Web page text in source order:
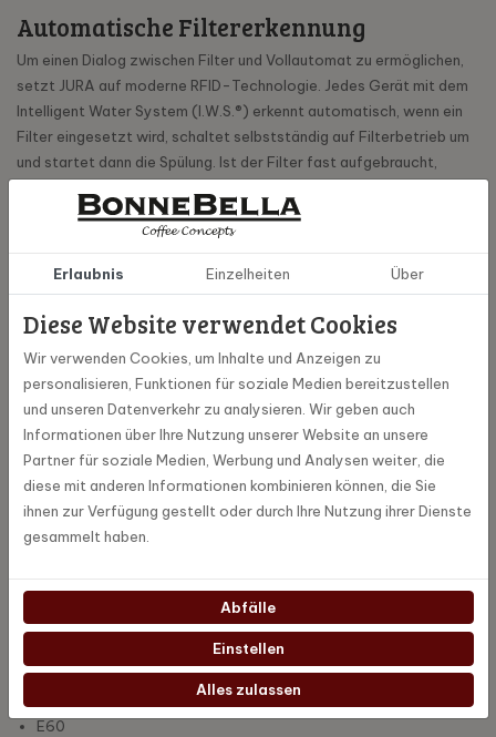
Automatische Filtererkennung
Um einen Dialog zwischen Filter und Vollautomat zu ermöglichen,
setzt JURA auf moderne RFID-Technologie. Jedes Gerät mit dem
Intelligent Water System (I.W.S.®) erkennt automatisch, wenn ein
Filter eingesetzt wird, schaltet selbstständig auf Filterbetrieb um
und startet dann die Spülung. Ist der Filter fast aufgebraucht,
werden sollte. Wird der Filter nicht gewechselt, schaltet das Gerät
in den Entkalkungsmodus. Nach dem Gebrauch erscheint die
Aufforderung zum Entkalken. Die Entkalkung kann jedoch nur bei
aufgrund von Missverständnissen gehören damit endgültig der
* CLARIS Smart ist für die folgenden vollautomatischen Maschinen
mit dem Intelligent Water System (I.W.S.®) konzipiert:
C3 (EA)
C8 (EA)
C9(EA)
D4
D6
E6 (EA)
E6 (EC)
E60
Erlaubnis Einzelheiten Über
Diese Website verwendet Cookies
Wir verwenden Cookies, um Inhalte und Anzeigen zu
personalisieren, Funktionen für soziale Medien bereitzustellen
und unseren Datenverkehr zu analysieren. Wir geben auch
Informationen über Ihre Nutzung unserer Website an unsere
Partner für soziale Medien, Werbung und Analysen weiter, die
diese mit anderen Informationen kombinieren können, die Sie
ihnen zur Verfügung gestellt oder durch Ihre Nutzung ihrer Dienste
gesammelt haben.
Abfälle
Einstellen
Alles zulassen